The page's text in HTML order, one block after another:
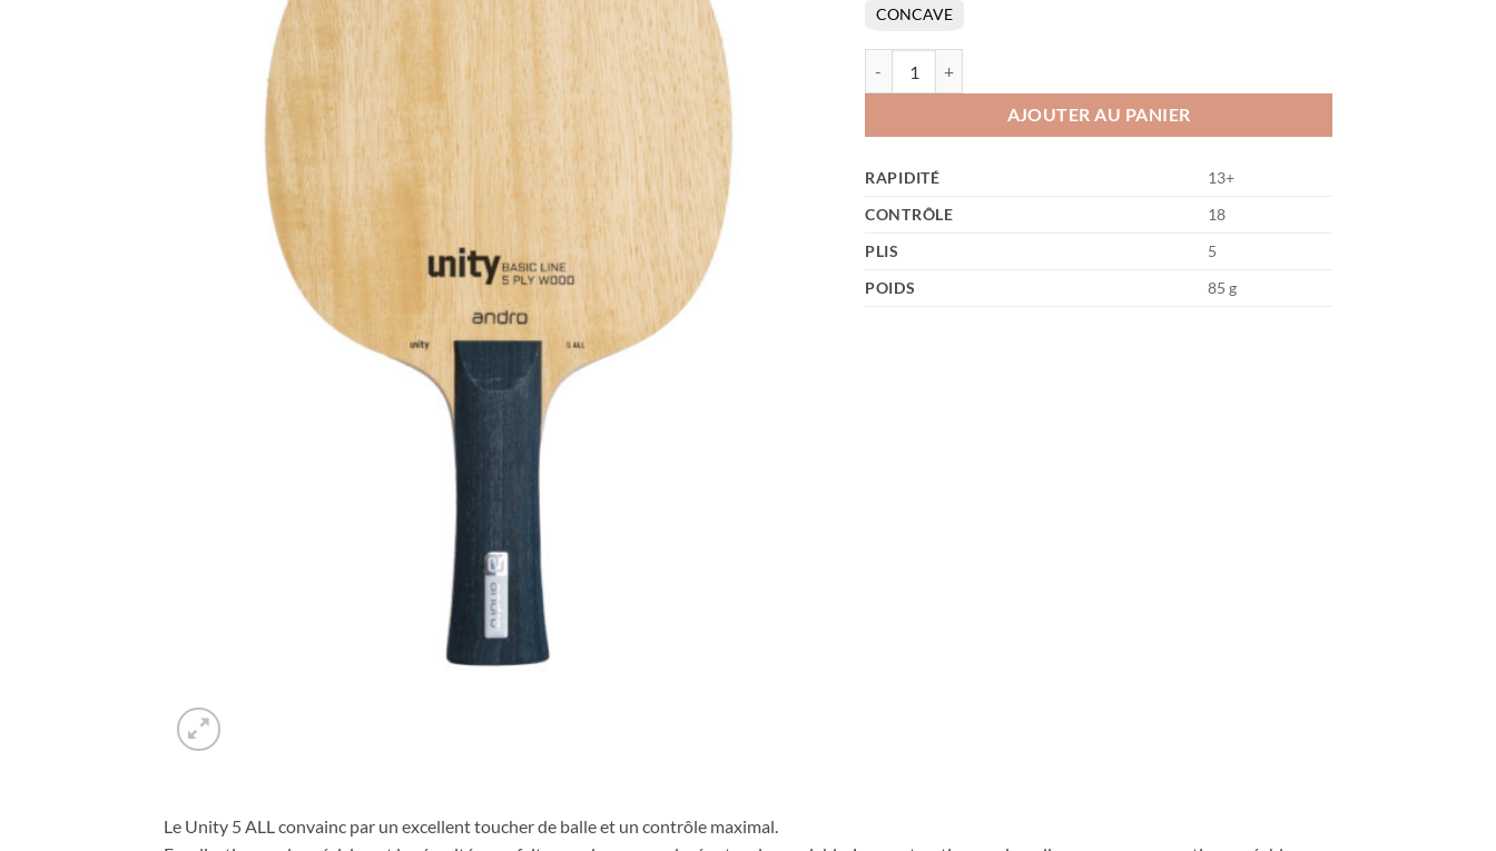
CONCAVE
AJOUTER AU PANIER
RAPIDITÉ
13+
CONTRÔLE
18
PLIS
5
POIDS
85 g
Le Unity 5 ALL convainc par un excellent toucher de balle et un contrôle maximal.